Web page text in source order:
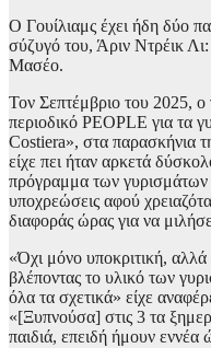
Ο Γουίλιαμς έχει ήδη δύο
σύζυγό του, Άριν Ντρέικ
Μασέο.
Τον Σεπτέμβριο του 2025, ο
περιοδικό PEOPLE για τα
Costiera», στα παρασκήνια
είχε πει ήταν αρκετά
πρόγραμμα των γυρισμάτων
υποχρεώσεις αφού
διαφοράς ώρας για να
«Όχι μόνο υποκριτική,
βλέποντας το υλικό των
όλα τα σχετικά» είχε
«[Ξυπνούσα] στις 3 τα
παιδιά, επειδή ήμουν